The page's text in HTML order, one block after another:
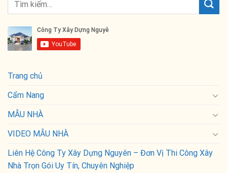
Trang chủ
Cẩm Nang
MẪU NHÀ
VIDEO MẪU NHÀ
Liên Hệ Công Ty Xây Dựng Nguyên – Đơn Vị Thi Công Xây
Nhà Trọn Gói Uy Tín, Chuyên Nghiệp